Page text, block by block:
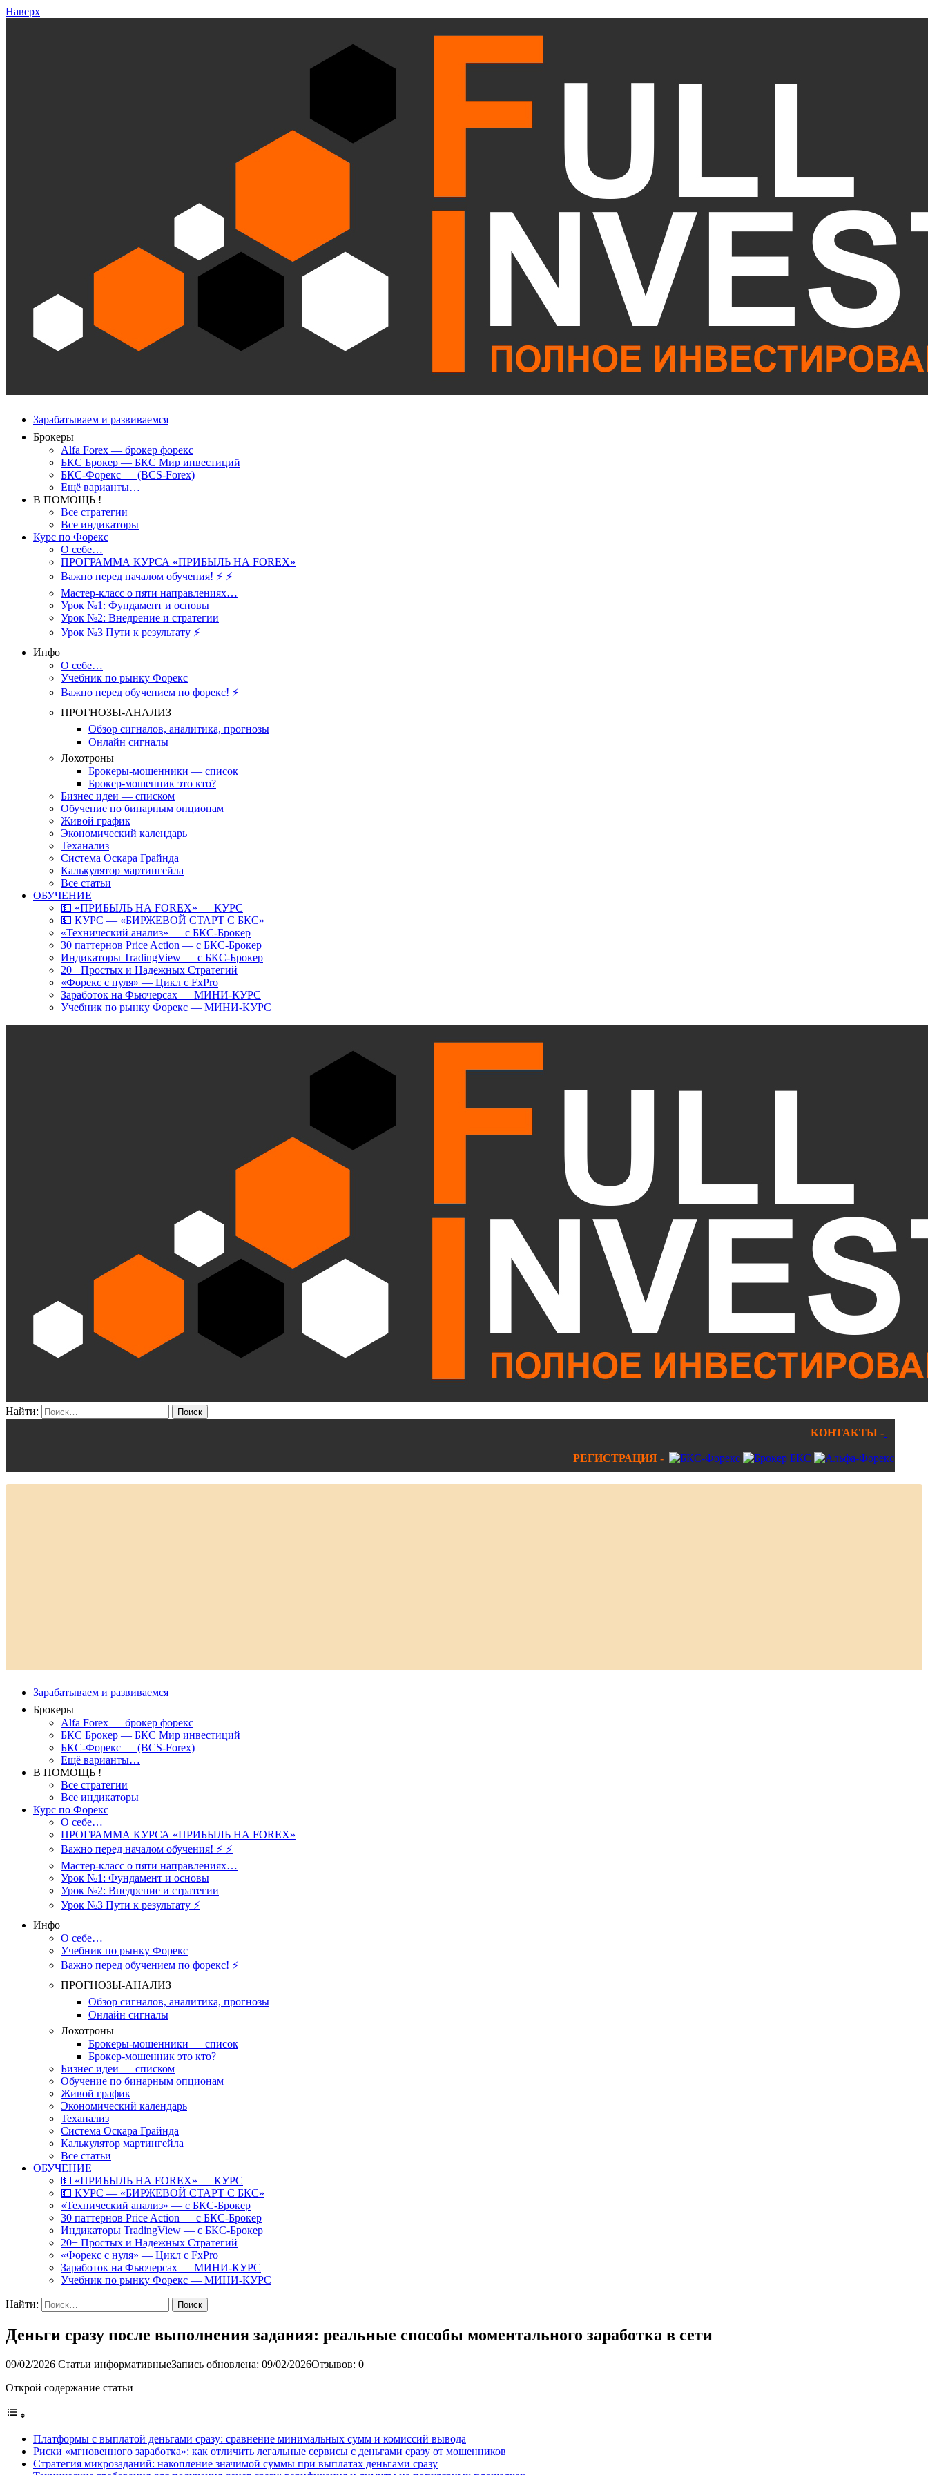
Наверх
Зарабатываем и развиваемся
Брокеры
Alfa Forex — брокер форекс
БКС Брокер — БКС Мир инвестиций
БКС-Форекс — (BCS-Forex)
Ещё варианты…
В ПОМОЩЬ !
Все стратегии
Все индикаторы
Курс по Форекс
О себе…
ПРОГРАММА КУРСА «ПРИБЫЛЬ НА FOREX»
Важно перед началом обучения! ⚡ ⚡
Мастер-класс о пяти направлениях…
Урок №1: Фундамент и основы
Урок №2: Внедрение и стратегии
Урок №3 Пути к результату ⚡️
Инфо
О себе…
Учебник по рынку Форекс
Важно перед обучением по форекс! ⚡
ПРОГНОЗЫ-АНАЛИЗ
Обзор сигналов, аналитика, прогнозы
Онлайн сигналы
Лохотроны
Брокеры-мошенники — список
Брокер-мошенник это кто?
Бизнес идеи — списком
Обучение по бинарным опционам
Живой график
Экономический календарь
Теханализ
Система Оскара Грайнда
Калькулятор мартингейла
Все статьи
ОБУЧЕНИЕ
💵 «ПРИБЫЛЬ НА FOREX» — КУРС
💵 КУРС — «БИРЖЕВОЙ СТАРТ С БКС»
«Технический анализ» — с БКС-Брокер
30 паттернов Price Action — с БКС-Брокер
Индикаторы TradingView — с БКС-Брокер
20+ Простых и Надежных Стратегий
«Форекс с нуля» — Цикл с FxPro
Заработок на Фьючерсах — МИНИ-КУРС
Учебник по рынку Форекс — МИНИ-КУРС
Найти:
КОНТАКТЫ -
РЕГИСТРАЦИЯ -
Зарабатываем и развиваемся
Брокеры
Alfa Forex — брокер форекс
БКС Брокер — БКС Мир инвестиций
БКС-Форекс — (BCS-Forex)
Ещё варианты…
В ПОМОЩЬ !
Все стратегии
Все индикаторы
Курс по Форекс
О себе…
ПРОГРАММА КУРСА «ПРИБЫЛЬ НА FOREX»
Важно перед началом обучения! ⚡ ⚡
Мастер-класс о пяти направлениях…
Урок №1: Фундамент и основы
Урок №2: Внедрение и стратегии
Урок №3 Пути к результату ⚡️
Инфо
О себе…
Учебник по рынку Форекс
Важно перед обучением по форекс! ⚡
ПРОГНОЗЫ-АНАЛИЗ
Обзор сигналов, аналитика, прогнозы
Онлайн сигналы
Лохотроны
Брокеры-мошенники — список
Брокер-мошенник это кто?
Бизнес идеи — списком
Обучение по бинарным опционам
Живой график
Экономический календарь
Теханализ
Система Оскара Грайнда
Калькулятор мартингейла
Все статьи
ОБУЧЕНИЕ
💵 «ПРИБЫЛЬ НА FOREX» — КУРС
💵 КУРС — «БИРЖЕВОЙ СТАРТ С БКС»
«Технический анализ» — с БКС-Брокер
30 паттернов Price Action — с БКС-Брокер
Индикаторы TradingView — с БКС-Брокер
20+ Простых и Надежных Стратегий
«Форекс с нуля» — Цикл с FxPro
Заработок на Фьючерсах — МИНИ-КУРС
Учебник по рынку Форекс — МИНИ-КУРС
Найти:
Деньги сразу после выполнения задания: реальные способы моментального заработка в сети
09/02/2026 Статьи информативныеЗапись обновлена: 09/02/2026Отзывов: 0
Открой содержание статьи
Платформы с выплатой деньгами сразу: сравнение минимальных сумм и комиссий вывода
Риски «мгновенного заработка»: как отличить легальные сервисы с деньгами сразу от мошенников
Стратегия микрозаданий: накопление значимой суммы при выплатах деньгами сразу